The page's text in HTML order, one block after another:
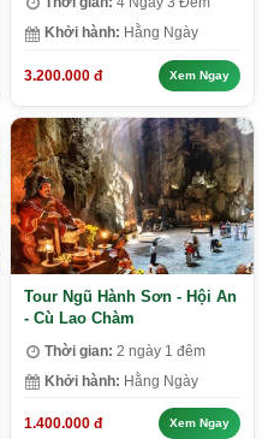
Khởi hành: Hằng Ngày
3.200.000 đ Xem Ngay
Tour Ngũ Hành Sơn - Hội An
- Cù Lao Chàm
Thời gian: 2 ngày 1 đêm
Khởi hành: Hằng Ngày
1.400.000 đ Xem Ngay